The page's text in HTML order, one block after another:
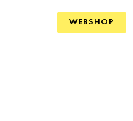
WEBSHOP